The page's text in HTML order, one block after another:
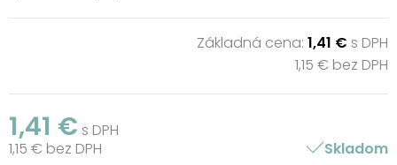
Základná cena: 1,41 € s DPH
1,15 € bez DPH
1,41 € s DPH
1,15 € bez DPH
Skladom